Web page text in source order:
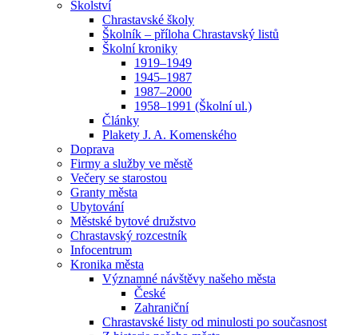
Školství
Chrastavské školy
Školník – příloha Chrastavský listů
Školní kroniky
1919–1949
1945–1987
1987–2000
1958–1991 (Školní ul.)
Články
Plakety J. A. Komenského
Doprava
Firmy a služby ve městě
Večery se starostou
Granty města
Ubytování
Městské bytové družstvo
Chrastavský rozcestník
Infocentrum
Kronika města
Významné návštěvy našeho města
České
Zahraniční
Chrastavské listy od minulosti po současnost